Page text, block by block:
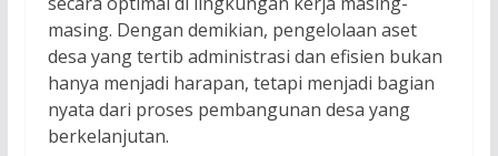
masing. Dengan demikian, pengelolaan aset
desa yang tertib administrasi dan efisien bukan
hanya menjadi harapan, tetapi menjadi bagian
nyata dari proses pembangunan desa yang
berkelanjutan.